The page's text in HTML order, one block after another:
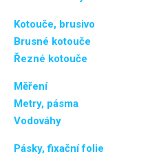
Kotouče, brusivo
Brusné kotouče
Řezné kotouče
Měření
Metry, pásma
Vodováhy
Pásky, fixační folie